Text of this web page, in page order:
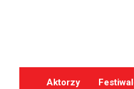
Aktorzy